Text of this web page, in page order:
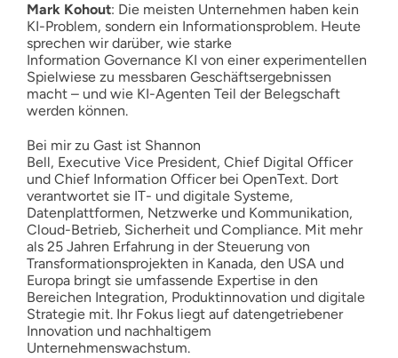
Mark Kohout: Die meisten Unternehmen haben kein
KI-Problem, sondern ein Informationsproblem. Heute
sprechen wir darüber, wie starke
Information Governance KI von einer experimentellen
Spielwiese zu messbaren Geschäftsergebnissen
macht – und wie KI-Agenten Teil der Belegschaft
werden können.
Bei mir zu Gast ist Shannon
Bell, Executive Vice President, Chief Digital Officer
und Chief Information Officer bei OpenText. Dort
verantwortet sie IT- und digitale Systeme,
Datenplattformen, Netzwerke und Kommunikation,
Cloud-Betrieb, Sicherheit und Compliance. Mit mehr
als 25 Jahren Erfahrung in der Steuerung von
Transformationsprojekten in Kanada, den USA und
Europa bringt sie umfassende Expertise in den
Bereichen Integration, Produktinnovation und digitale
Strategie mit. Ihr Fokus liegt auf datengetriebener
Innovation und nachhaltigem
Unternehmenswachstum.